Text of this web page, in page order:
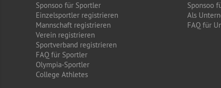
Sponsoo für Sportler
Einzelsportler registrieren
Mannschaft registrieren
Verein registrieren
Sportverband registrieren
FAQ für Sportler
Olympia-Sportler
College Athletes
Sponsoo
Als
FAQ für